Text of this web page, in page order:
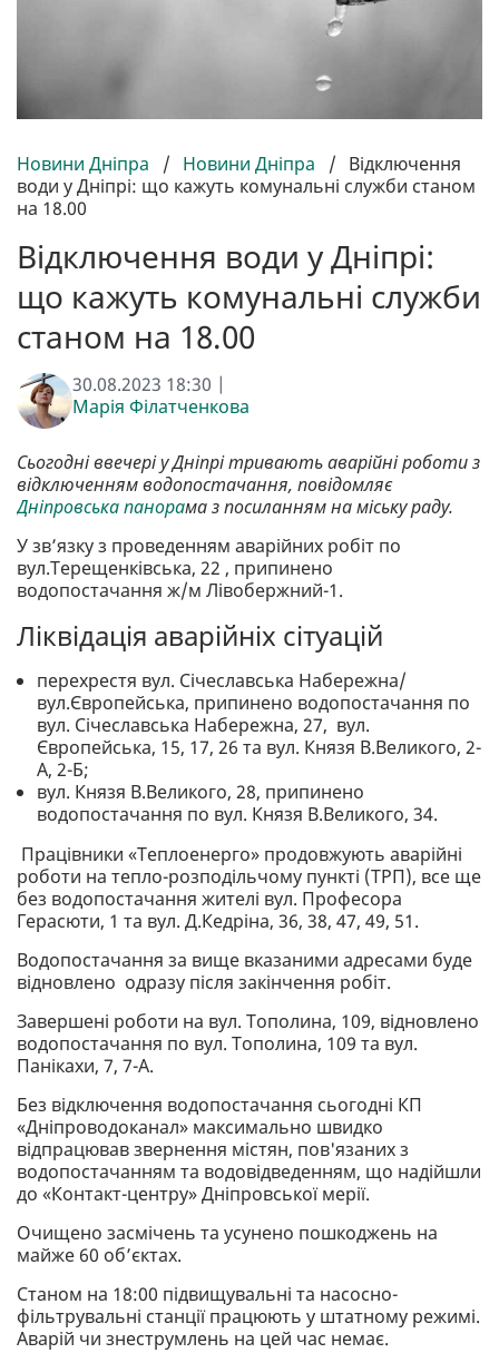
Новини Дніпра / Новини Дніпра / Відключення
води у Дніпрі: що кажуть комунальні служби станом
на 18.00
Відключення води у Дніпрі:
що кажуть комунальні служби
станом на 18.00
30.08.2023 18:30 |
Марія Філатченкова
Сьогодні ввечері у Дніпрі тривають аварійні роботи з
відключенням водопостачання, повідомляє
Дніпровська панорама з посиланням на міську раду.
У зв’язку з проведенням аварійних робіт по
вул.Терещенківська, 22 , припинено
водопостачання ж/м Лівобержний-1.
Ліквідація аварійніх сітуацій
перехрестя вул. Січеславська Набережна/
вул.Європейська, припинено водопостачання по
вул. Січеславська Набережна, 27, вул.
Європейська, 15, 17, 26 та вул. Князя В.Великого, 2-
А, 2-Б;
вул. Князя В.Великого, 28, припинено
водопостачання по вул. Князя В.Великого, 34.
Працівники «Теплоенерго» продовжують аварійні
роботи на тепло-розподільчому пункті (ТРП), все ще
без водопостачання жителі вул. Професора
Герасюти, 1 та вул. Д.Кедріна, 36, 38, 47, 49, 51.
Водопостачання за вище вказаними адресами буде
відновлено одразу після закінчення робіт.
Завершені роботи на вул. Тополина, 109, відновлено
водопостачання по вул. Тополина, 109 та вул.
Панікахи, 7, 7-А.
Без відключення водопостачання сьогодні КП
«Дніпроводоканал» максимально швидко
відпрацював звернення містян, пов'язаних з
водопостачанням та водовідведенням, що надійшли
до «Контакт-центру» Дніпровської мерії.
Очищено засмічень та усунено пошкоджень на
майже 60 об’єктах.
Станом на 18:00 підвищувальні та насосно-
фільтрувальні станції працюють у штатному режимі.
Аварій чи знеструмлень на цей час немає.